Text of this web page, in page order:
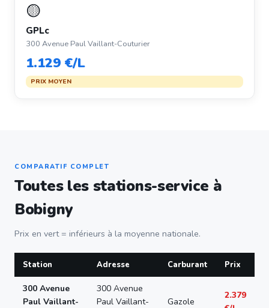
🟡
GPLc
300 Avenue Paul Vaillant-Couturier
1.129 €/L
PRIX MOYEN
COMPARATIF COMPLET
Toutes les stations-service à
Bobigny
Prix en vert = inférieurs à la moyenne nationale.
Station Adresse Carburant Prix
300 Avenue
Paul Vaillant-
300 Avenue
Paul Vaillant-
Gazole
2.379